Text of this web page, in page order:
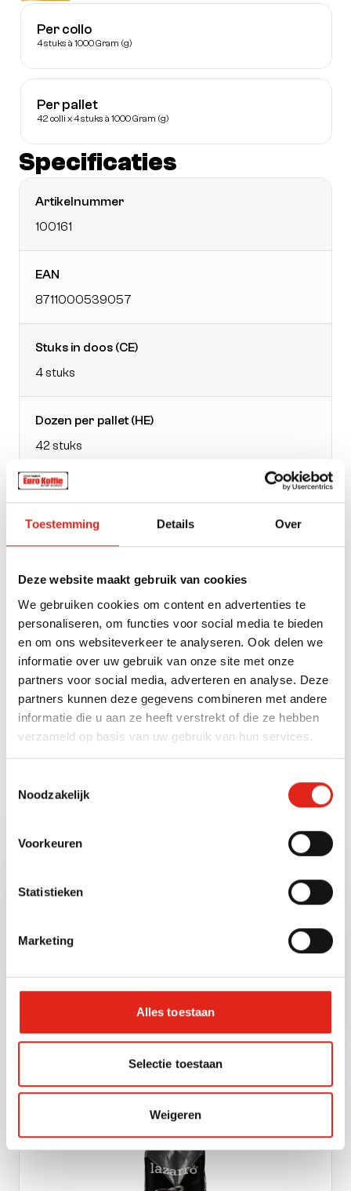
Toestemming Details Over
Deze website maakt gebruik van cookies
We gebruiken cookies om content en advertenties te
personaliseren, om functies voor social media te bieden
en om ons websiteverkeer te analyseren. Ook delen we
informatie over uw gebruik van onze site met onze
partners voor social media, adverteren en analyse. Deze
partners kunnen deze gegevens combineren met andere
informatie die u aan ze heeft verstrekt of die ze hebben
verzameld op basis van uw gebruik van hun services.
Noodzakelijk
Voorkeuren
Statistieken
Marketing
Alles toestaan
Selectie toestaan
Weigeren
Per collo
4 stuks à 1000 Gram (g)
Per pallet
42 colli x 4 stuks à 1000 Gram (g)
Specificaties
Artikelnummer
100161
EAN
8711000539057
Stuks in doos (CE)
4 stuks
Dozen per pallet (HE)
42 stuks
EAN doos
8711000576229
Gewicht
1000
Gewichtseenheid
Gram (g)
Bekijk ook deze andere
producten
Artnr: 12638